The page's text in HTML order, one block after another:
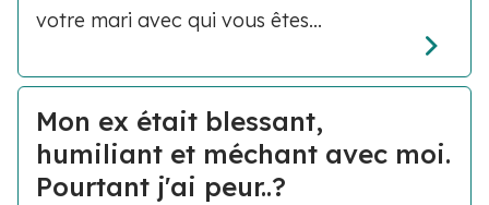
votre mari avec qui vous êtes...
Mon ex était blessant,
humiliant et méchant avec moi.
Pourtant j'ai peur..?